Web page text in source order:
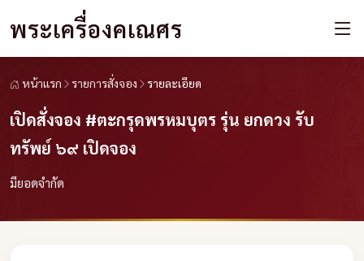
พระเครื่องคเณศร
หน้าแรก รายการสั่งจอง รายละเอียด
เปิดสั่งจอง #ตะกรุดพรหมบุตร รุ่น ยกดวง รับ
ทรัพย์ ๖๙ เปิดจอง
มียอดจำกัด